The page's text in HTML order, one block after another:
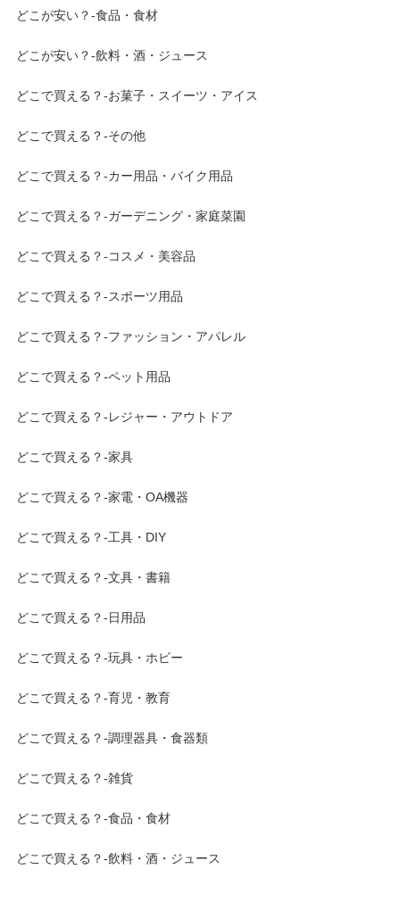
どこが安い？-食品・食材
どこが安い？-飲料・酒・ジュース
どこで買える？-お菓子・スイーツ・アイス
どこで買える？-その他
どこで買える？-カー用品・バイク用品
どこで買える？-ガーデニング・家庭菜園
どこで買える？-コスメ・美容品
どこで買える？-スポーツ用品
どこで買える？-ファッション・アパレル
どこで買える？-ペット用品
どこで買える？-レジャー・アウトドア
どこで買える？-家具
どこで買える？-家電・OA機器
どこで買える？-工具・DIY
どこで買える？-文具・書籍
どこで買える？-日用品
どこで買える？-玩具・ホビー
どこで買える？-育児・教育
どこで買える？-調理器具・食器類
どこで買える？-雑貨
どこで買える？-食品・食材
どこで買える？-飲料・酒・ジュース